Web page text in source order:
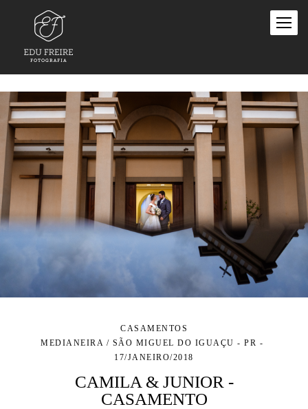
CASAMENTOS
MEDIANEIRA / SÃO MIGUEL DO IGUAÇU - PR
17/JANEIRO/2018
CAMILA & JUNIOR -
CASAMENTO